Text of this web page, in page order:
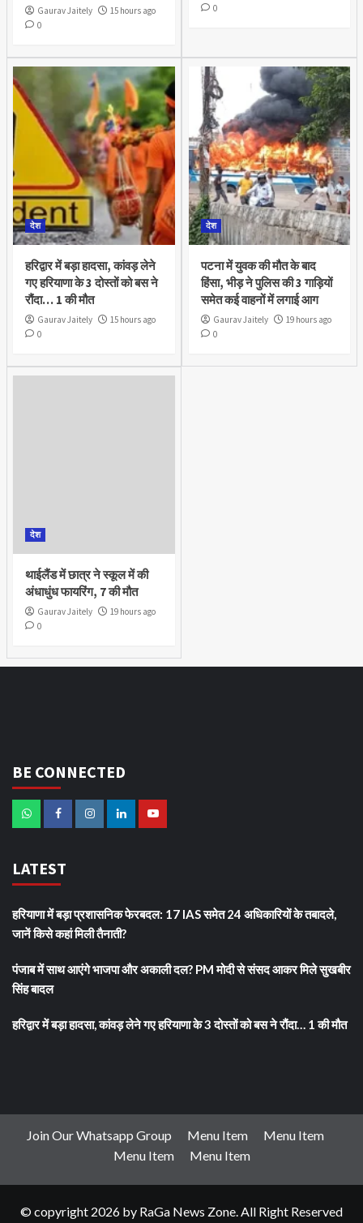
Gaurav Jaitely
15 hours ago
0
0
देश
हरिद्वार में बड़ा हादसा, कांवड़ लेने
गए हरियाणा के 3 दोस्तों को बस ने
रौंदा… 1 की मौत
Gaurav Jaitely
15 hours ago
0
देश
पटना में युवक की मौत के बाद
हिंसा, भीड़ ने पुलिस की 3 गाड़ियों
समेत कई वाहनों में लगाई आग
Gaurav Jaitely
19 hours ago
0
देश
थाईलैंड में छात्र ने स्कूल में की
अंधाधुंध फायरिंग, 7 की मौत
Gaurav Jaitely
19 hours ago
0
BE CONNECTED
LATEST
हरियाणा में बड़ा प्रशासनिक फेरबदल: 17 IAS समेत 24 अधिकारियों के तबादले,
जानें किसे कहां मिली तैनाती?
पंजाब में साथ आएंगे भाजपा और अकाली दल? PM मोदी से संसद आकर मिले सुखबीर
सिंह बादल
हरिद्वार में बड़ा हादसा, कांवड़ लेने गए हरियाणा के 3 दोस्तों को बस ने रौंदा… 1 की मौत
Join Our Whatsapp Group Menu Item
Menu Item
Menu Item
Menu Item
© copyright 2026 by RaGa News Zone. All Right Reserved